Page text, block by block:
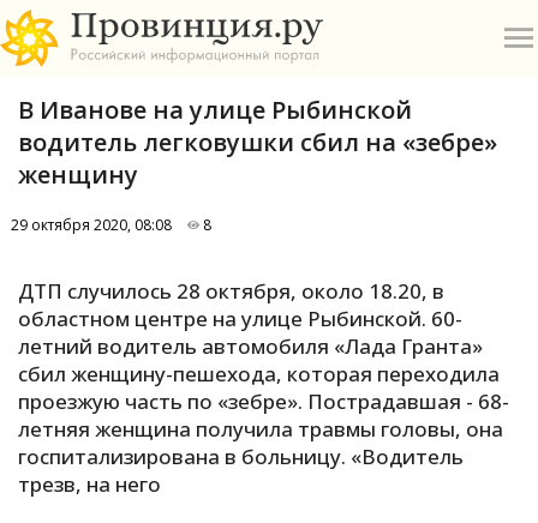
А
Б
В
П
В Иванове на улице Рыбинской
водитель легковушки сбил на «зебре»
женщину
29 октября 2020, 08:08 8
ДТП случилось 28 октября, около 18.20, в
областном центре на улице Рыбинской. 60-
летний водитель автомобиля «Лада Гранта»
сбил женщину-пешехода, которая переходила
проезжую часть по «зебре». Пострадавшая - 68-
летняя женщина получила травмы головы, она
госпитализирована в больницу. «Водитель
трезв, на него